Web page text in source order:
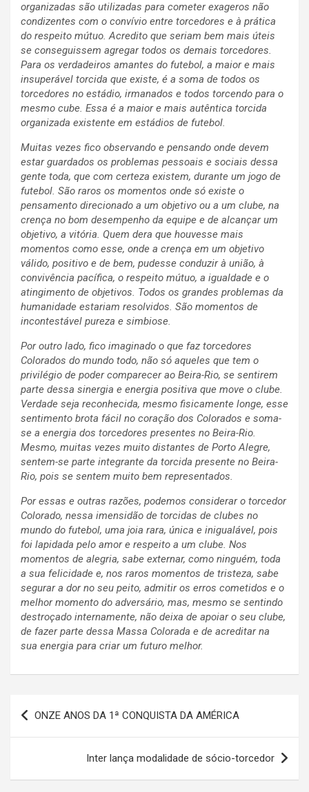
organizadas são utilizadas para cometer exageros não
condizentes com o convívio entre torcedores e à prática
do respeito mútuo. Acredito que seriam bem mais úteis
se conseguissem agregar todos os demais torcedores.
Para os verdadeiros amantes do futebol, a maior e mais
insuperável torcida que existe, é a soma de todos os
torcedores no estádio, irmanados e todos torcendo para o
mesmo cube. Essa é a maior e mais autêntica torcida
organizada existente em estádios de futebol.
Muitas vezes fico observando e pensando onde devem
estar guardados os problemas pessoais e sociais dessa
gente toda, que com certeza existem, durante um jogo de
futebol. São raros os momentos onde só existe o
pensamento direcionado a um objetivo ou a um clube, na
crença no bom desempenho da equipe e de alcançar um
objetivo, a vitória. Quem dera que houvesse mais
momentos como esse, onde a crença em um objetivo
válido, positivo e de bem, pudesse conduzir à união, à
convivência pacífica, o respeito mútuo, a igualdade e o
atingimento de objetivos. Todos os grandes problemas da
humanidade estariam resolvidos. São momentos de
incontestável pureza e simbiose.
Por outro lado, fico imaginado o que faz torcedores
Colorados do mundo todo, não só aqueles que tem o
privilégio de poder comparecer ao Beira-Rio, se sentirem
parte dessa sinergia e energia positiva que move o clube.
Verdade seja reconhecida, mesmo fisicamente longe, esse
sentimento brota fácil no coração dos Colorados e soma-
se a energia dos torcedores presentes no Beira-Rio.
Mesmo, muitas vezes muito distantes de Porto Alegre,
sentem-se parte integrante da torcida presente no Beira-
Rio, pois se sentem muito bem representados.
Por essas e outras razões, podemos considerar o torcedor
Colorado, nessa imensidão de torcidas de clubes no
mundo do futebol, uma joia rara, única e inigualável, pois
foi lapidada pelo amor e respeito a um clube. Nos
momentos de alegria, sabe externar, como ninguém, toda
a sua felicidade e, nos raros momentos de tristeza, sabe
segurar a dor no seu peito, admitir os erros cometidos e o
melhor momento do adversário, mas, mesmo se sentindo
destroçado internamente, não deixa de apoiar o seu clube,
de fazer parte dessa Massa Colorada e de acreditar na
sua energia para criar um futuro melhor.
Navegação
de
ONZE ANOS DA 1ª CONQUISTA DA AMÉRICA
Inter lança modalidade de sócio-torcedor